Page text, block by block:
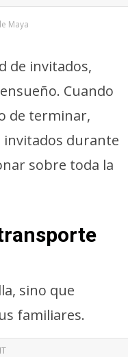
Maya
de invitados,
Cuando
de terminar,
invitados durante
sobre toda la
sino que
familiares.